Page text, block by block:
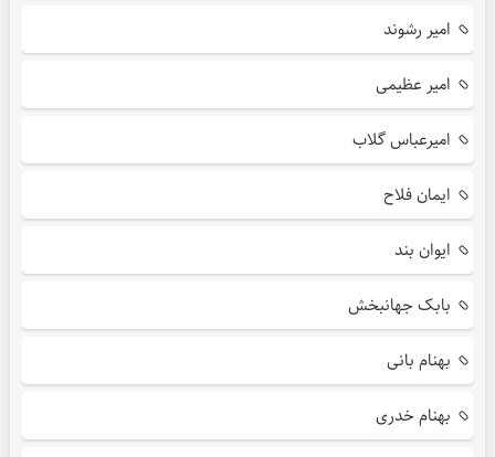
امیر رشوند
امیر عظیمی
امیرعباس گلاب
ایمان فلاح
ایوان بند
بابک جهانبخش
بهنام بانی
بهنام خدری